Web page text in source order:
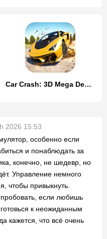
Car Crash: 3D Mega Demolition
2026 15:53
особенно если
и понаблюдать за
конечно, не шедевр, но
Управление немного
чтобы привыкнуть.
если любишь
к неожиданным
кажется, что всё очень